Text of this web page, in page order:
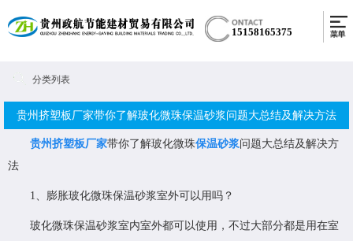
15158165375
分类列表
贵州挤塑板厂家带你了解玻化微珠保温砂浆问题大总结及解决方法
贵州挤塑板厂家带你了解玻化微珠保温砂浆问题大总结及解决方
法
1、膨胀玻化微珠保温砂浆室外可以用吗？
玻化微珠保温砂浆室内室外都可以使用，不过大部分都是用在室